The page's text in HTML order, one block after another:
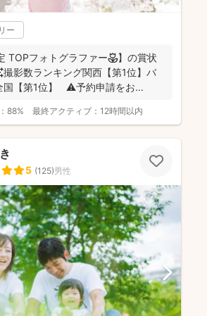
ー
TOPフォトグラファー🌷】の賞状
撮影数ランキング関西【第1位】バ
国【第1位】 ⚠️予約申請をお...
88% 最終アクティブ： 12時間以内
5 (125)男性